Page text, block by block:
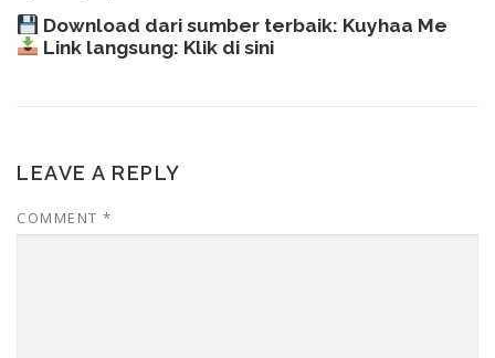
Download dari sumber terbaik: Kuyhaa Me
Link langsung: Klik di sini
LEAVE A REPLY
COMMENT *